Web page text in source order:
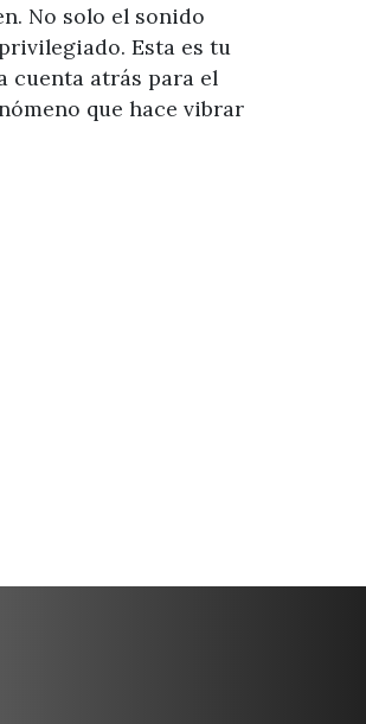
No solo el sonido
Esta es tu
cuenta atrás para el
que hace vibrar